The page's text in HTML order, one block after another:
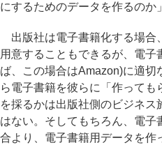
にするためのデータを作るのか
出版社は電子書籍化する場合
用意することもできるが、電子
ば、この場合はAmazon)に適
ら電子書籍を彼らに「作っても
を採るかは出版社側のビジネ
はない。そしてもちろん、電
合より、電子書籍用データを作